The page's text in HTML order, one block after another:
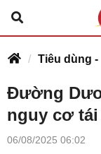
Tiêu dùng
Đường
nguy cơ
06/08/2025 06:02